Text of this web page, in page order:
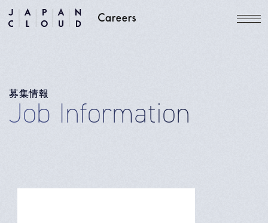
募集情報
Job Information